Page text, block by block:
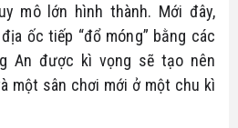
mô lớn hình thành. Mới đây,
ốc tiếp “đổ móng” bằng các
An được kì vọng sẽ tạo nên
một sân chơi mới ở một chu kì